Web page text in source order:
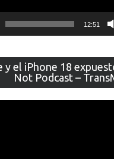
12:51
y el iPhone 18
Not Podcast –